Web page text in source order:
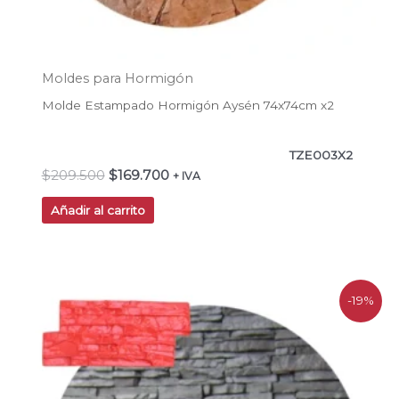
Moldes para Hormigón
Molde Estampado Hormigón Aysén 74x74cm x2
TZE003X2
$209.500 $169.700 + IVA
Añadir al carrito
-19%
precio
original
era:
$38.900.
precio
actual
es:
$31.500.